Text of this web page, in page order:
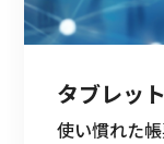
タブレッ
使い慣れた